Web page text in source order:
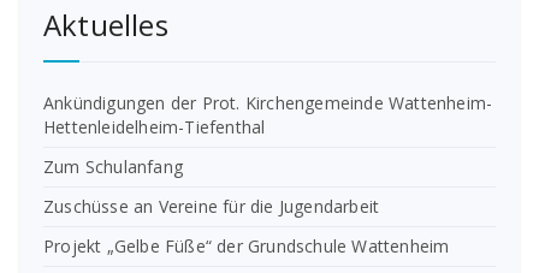
Aktuelles
Ankündigungen der Prot. Kirchengemeinde Wattenheim-
Hettenleidelheim-Tiefenthal
Zum Schulanfang
Zuschüsse an Vereine für die Jugendarbeit
Projekt „Gelbe Füße“ der Grundschule Wattenheim